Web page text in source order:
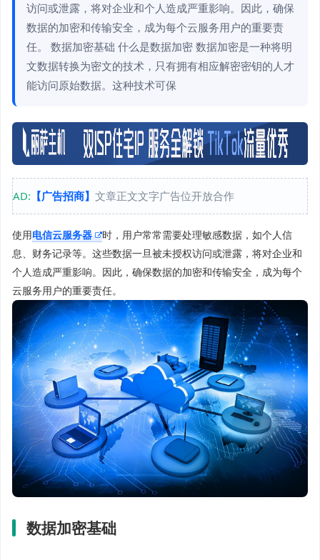
访问或泄露，将对企业和个人造成严重影响。因此，确保
数据的加密和传输安全，成为每个云服务用户的重要责
任。 数据加密基础 什么是数据加密 数据加密是一种将明
文数据转换为密文的技术，只有拥有相应解密密钥的人才
能访问原始数据。这种技术可保
AD: 【广告招商】 文章正文文字广告位开放合作
使用电信云服务器
时，用户常常需要处理敏感数据，如个人信
息、财务记录等。这些数据一旦被未授权访问或泄露，将对企业和
个人造成严重影响。因此，确保数据的加密和传输安全，成为每个
云服务用户的重要责任。
数据加密基础